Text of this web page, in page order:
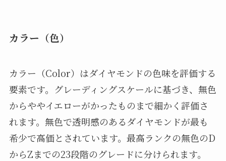
カラー（色）
カラー（Color）はダイヤモンドの色味を評価する
要素です。グレーディングスケールに基づき、無色
からややイエローがかったものまで細かく評価さ
れます。無色で透明感のあるダイヤモンドが最も
希少で高価とされています。最高ランクの無色のD
からZまでの23段階のグレードに分けられます。